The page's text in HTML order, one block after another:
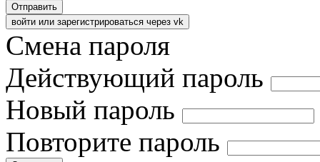
Отправить
войти или зарегистрироваться через vk
Смена пароля
Действующий пароль
Новый пароль
Повторите пароль